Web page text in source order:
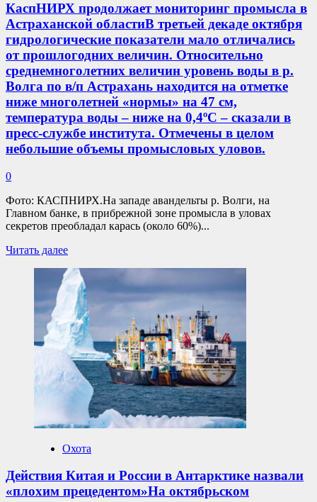
в
Большереченском
районе
вблизи
д.
Колбышево
инспектором
Омского
отдела
рыбоохраны
совместно
с
на
транспорте
задержаны
гражданина
с
сетями.
КаспНИРХ продолжает мониторинг промысла в
Астраханской областиВ третьей декаде октября
гидрологические показатели мало отличались
от прошлогодних величин. Относительно
среднемноголетних величин уровень воды в р.
Волга по в/п Астрахань находится на отметке
ниже многолетней «нормы» на 47 см,
температура воды – ниже на 0,4ºС – сказали в
пресс-службе института. Отмечены в целом
небольшие объемы промысловых уловов.
0
Фото: КАСПНИРХ.На западе авандельты р. Волги, на
Главном банке, в прибрежной зоне промысла в уловах
секретов преобладал карась (около 60%)...
Читать далееПрочитать
о
КаспНИРХ
продолжает
мониторинг
промысла
в
Астраханской
областиВ
третьей
декаде
октября
гидрологические
показатели
отличались
прошлогодних
величин.
Охота
Действия Китая и России в Антарктике назвали
«плохим прецедентом»На октябрьском